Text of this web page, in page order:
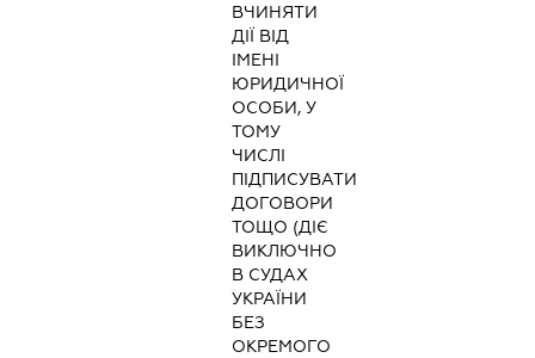
ВЧИНЯТИ
ДІЇ ВІД
ІМЕНІ
ЮРИДИЧНОЇ
ОСОБИ, У
ТОМУ
ЧИСЛІ
ПІДПИСУВАТИ
ДОГОВОРИ
ТОЩО (ДІЄ
ВИКЛЮЧНО
В СУДАХ
УКРАЇНИ
БЕЗ
ОКРЕМОГО